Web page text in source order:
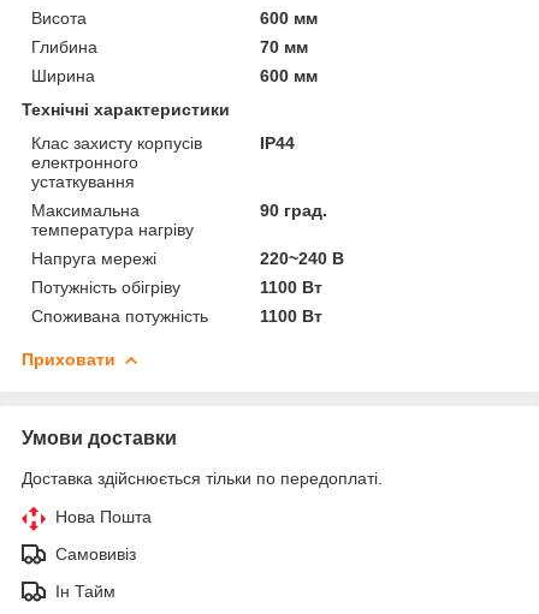
Висота
600 мм
Глибина
70 мм
Ширина
600 мм
Технічні характеристики
Клас захисту корпусів
електронного
устаткування
IP44
Максимальна
температура нагріву
90 град.
Напруга мережі
220~240 В
Потужність обігріву
1100 Вт
Споживана потужність
1100 Вт
Приховати
Умови доставки
Доставка здійснюється тільки по передоплаті.
Нова Пошта
Самовивіз
Ін Тайм